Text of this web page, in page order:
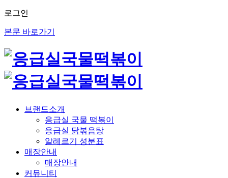
로그인
본문 바로가기
브랜드소개
응급실 국물 떡볶이
응급실 닭볶음탕
알레르기 성분표
매장안내
매장안내
커뮤니티